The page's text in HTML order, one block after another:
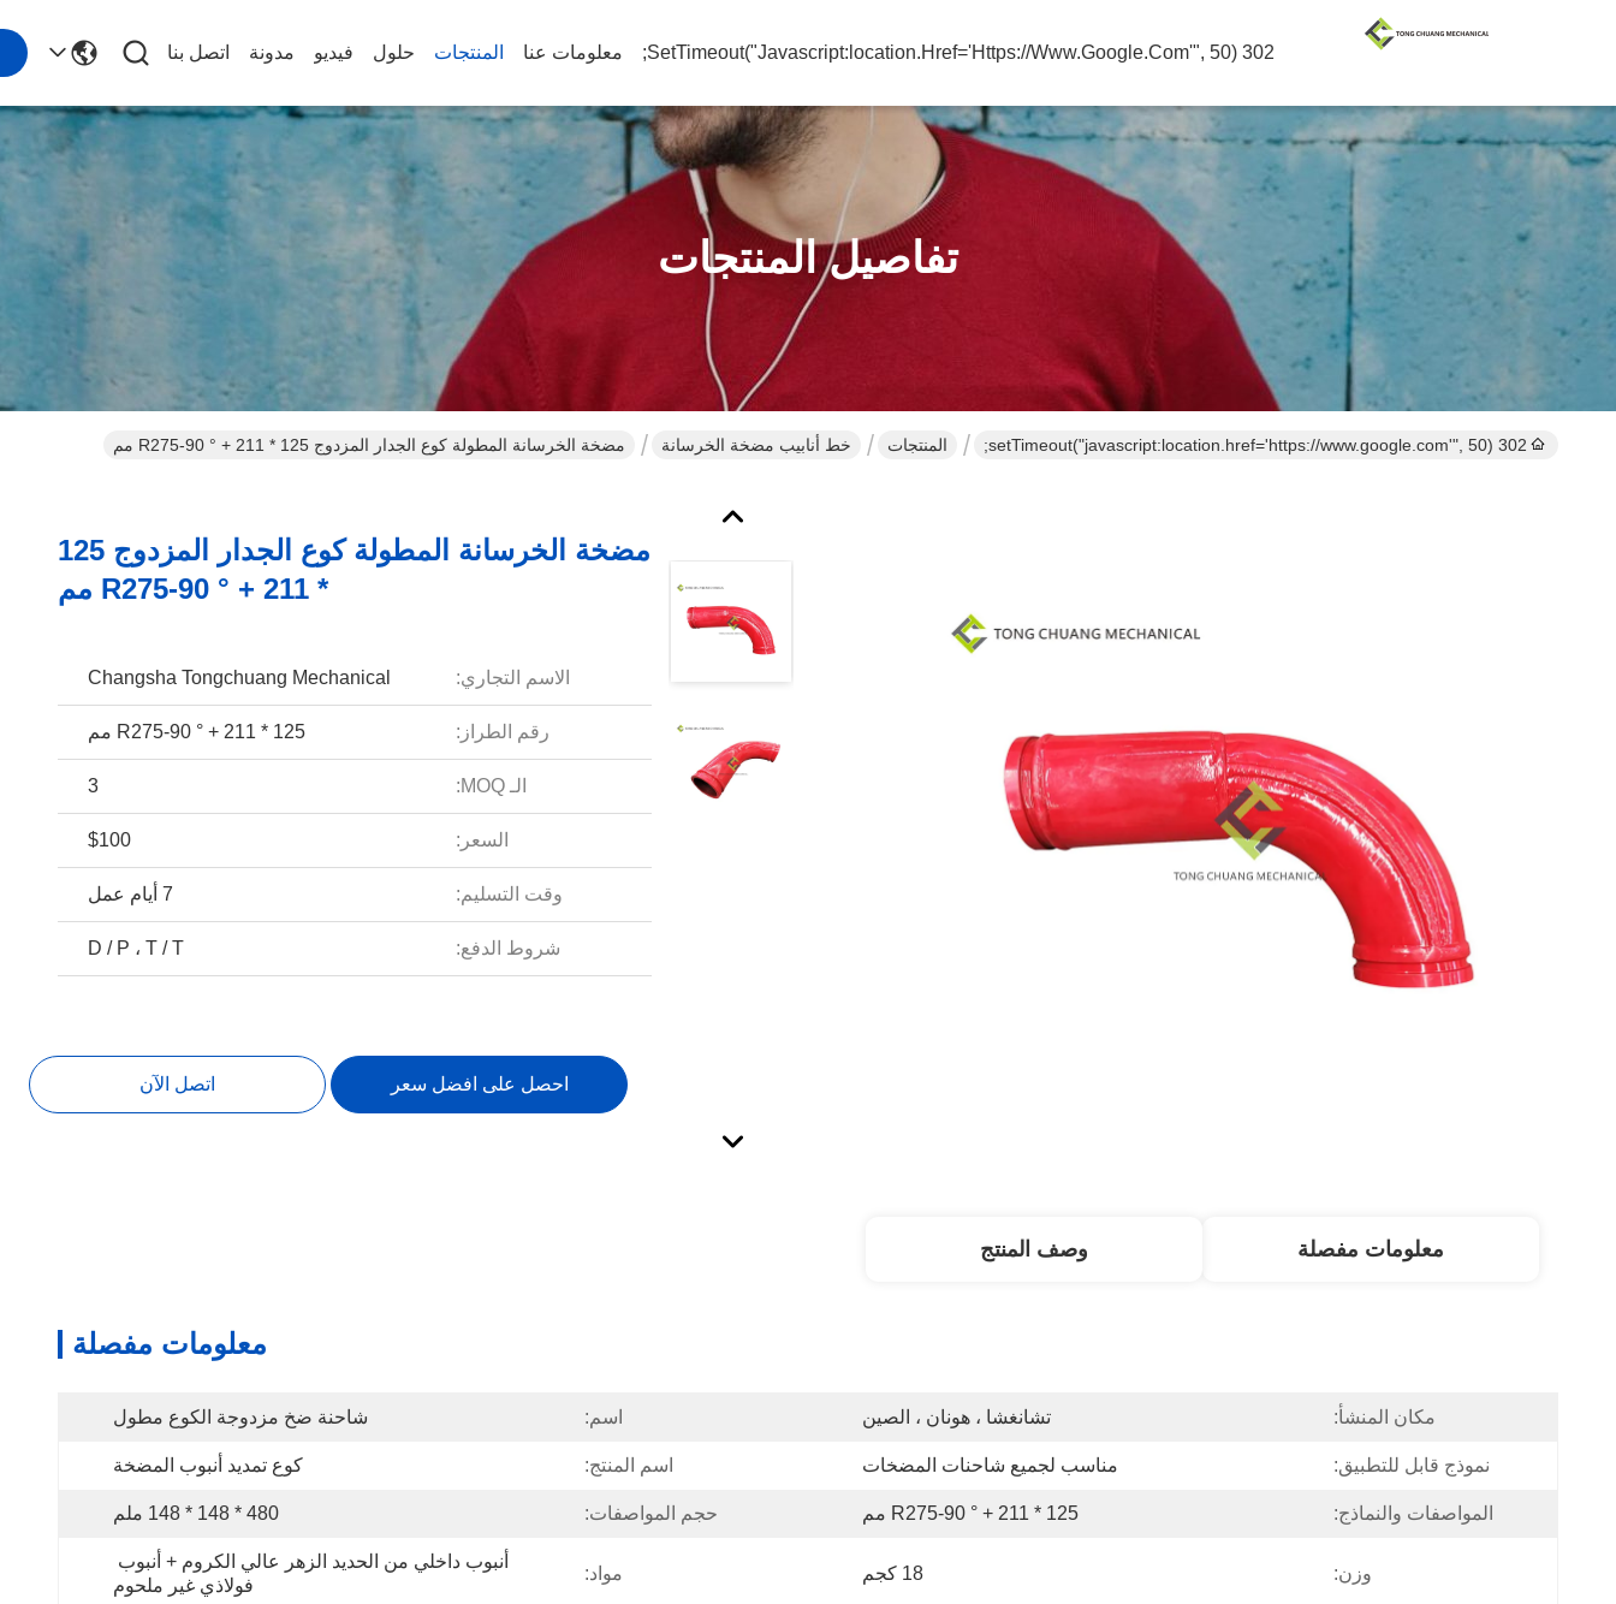
302 SetTimeout("javascript:location.href='https://www.google.com'", 50); معلومات عنا المنتجات حلول فيديو مدونة اتصل بنا
تفاصيل المنتجات
302 setTimeout("javascript:location.href='https://www.google.com'", 50); المنتجات خط أنابيب مضخة الخرسانة مضخة الخرسانة المطولة كوع الجدار المزدوج 125 * R275-90 ° + 211 مم
مضخة الخرسانة المطولة كوع الجدار المزدوج 125
* R275-90 ° + 211 مم
الاسم التجاري: Changsha Tongchuang Mechanical
رقم الطراز: 125 * R275-90 ° + 211 مم
الـ MOQ: 3
السعر: $100
وقت التسليم: 7 أيام عمل
شروط الدفع: D / P ، T / T
احصل على افضل سعر اتصل الآن
معلومات مفصلة وصف المنتج
معلومات مفصلة
مكان المنشأ: تشانغشا ، هونان ، الصين اسم: شاحنة ضخ مزدوجة الكوع مطول
نموذج قابل للتطبيق: مناسب لجميع شاحنات المضخات اسم المنتج: كوع تمديد أنبوب المضخة
المواصفات والنماذج: 125 * R275-90 ° + 211 مم حجم المواصفات: 480 * 148 * 148 ملم
وزن: 18 كجم مواد:
فولاذي غير ملحوم